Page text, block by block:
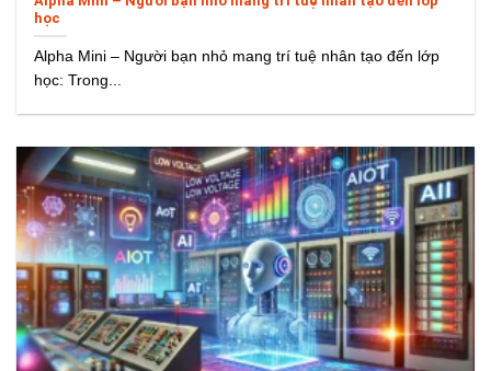
học
Alpha Mini – Người bạn nhỏ mang trí tuệ nhân tạo đến lớp
học: Trong...